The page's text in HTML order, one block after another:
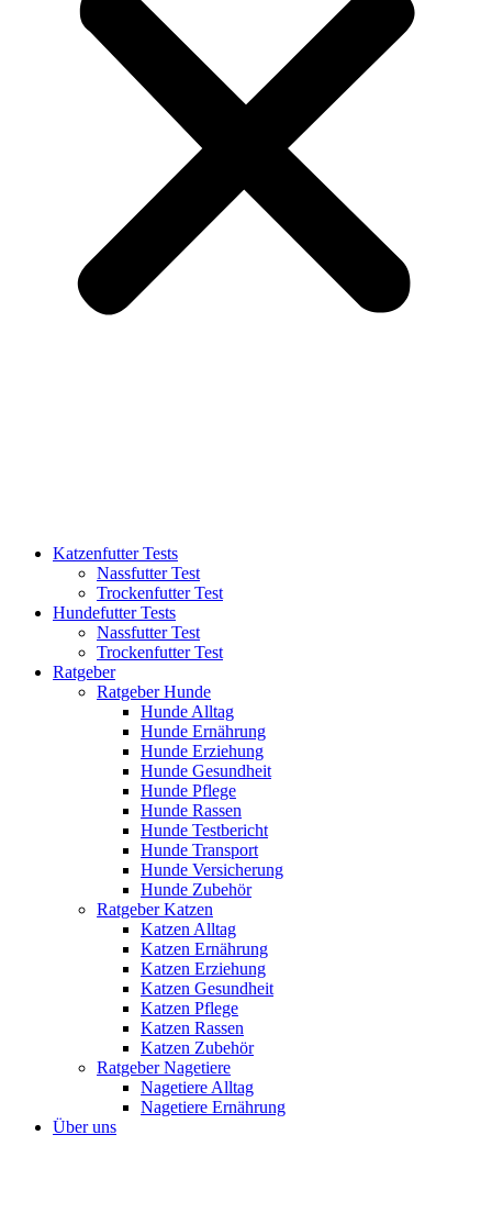
Katzenfutter Tests
Nassfutter Test
Trockenfutter Test
Hundefutter Tests
Nassfutter Test
Trockenfutter Test
Ratgeber
Ratgeber Hunde
Hunde Alltag
Hunde Ernährung
Hunde Erziehung
Hunde Gesundheit
Hunde Pflege
Hunde Rassen
Hunde Testbericht
Hunde Transport
Hunde Versicherung
Hunde Zubehör
Ratgeber Katzen
Katzen Alltag
Katzen Ernährung
Katzen Erziehung
Katzen Gesundheit
Katzen Pflege
Katzen Rassen
Katzen Zubehör
Ratgeber Nagetiere
Nagetiere Alltag
Nagetiere Ernährung
Über uns